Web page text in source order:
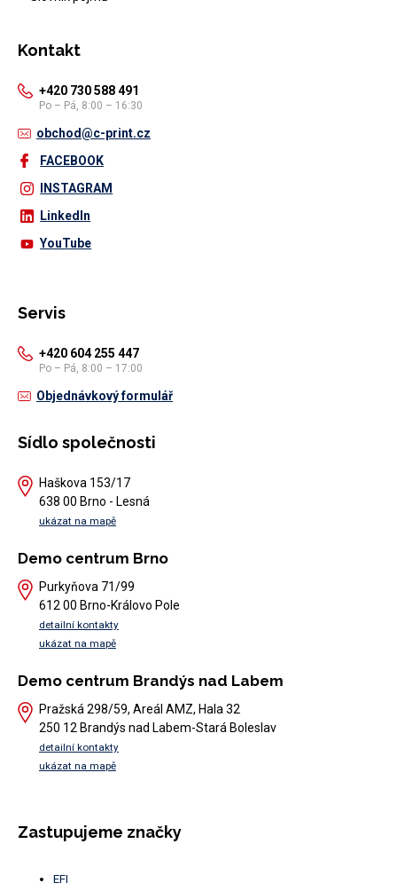
Kontakt
+420 730 588 491
Po – Pá, 8:00 – 16:30
obchod@c-print.cz
FACEBOOK
INSTAGRAM
LinkedIn
YouTube
Servis
+420 604 255 447
Po – Pá, 8:00 – 17:00
Objednávkový formulář
Sídlo společnosti
Haškova 153/17
638 00 Brno - Lesná
ukázat na mapě
Demo centrum Brno
Purkyňova 71/99
612 00 Brno-Královo Pole
detailní kontakty
ukázat na mapě
Demo centrum Brandýs nad Labem
Pražská 298/59, Areál AMZ, Hala 32
250 12 Brandýs nad Labem-Stará Boleslav
detailní kontakty
ukázat na mapě
Zastupujeme značky
EFI